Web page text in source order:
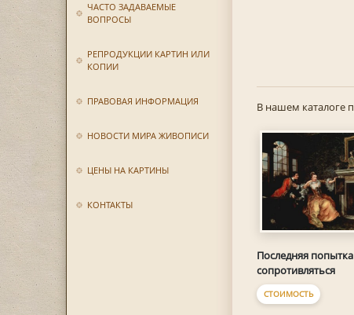
ЧАСТО ЗАДАВАЕМЫЕ
ВОПРОСЫ
РЕПРОДУКЦИИ КАРТИН ИЛИ
КОПИИ
ПРАВОВАЯ ИНФОРМАЦИЯ
НОВОСТИ МИРА ЖИВОПИСИ
ЦЕНЫ НА КАРТИНЫ
КОНТАКТЫ
В нашем каталоге
Последняя попытка
сопротивляться
СТОИМОСТЬ